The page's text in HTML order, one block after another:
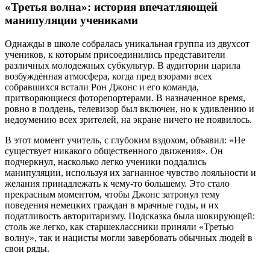
«Третья волна»: история впечатляющей
манипуляции учениками
Однажды в школе собралась уникальная группа из двухсот
учеников, к которым присоединились представители
различных молодежных субкультур. В аудитории царила
возбуждённая атмосфера, когда пред взорами всех
собравшихся встали Рон Джонс и его команда,
притворяющиеся фоторепортерами. В назначенное время,
ровно в полдень, телевизор был включен, но к удивлению и
недоумению всех зрителей, на экране ничего не появилось.
В этот момент учитель, с глубоким вздохом, объявил: «Не
существует никакого общественного движения». Он
подчеркнул, насколько легко ученики поддались
манипуляции, используя их загнанное чувство лояльности и
желания принадлежать к чему-то большему. Это стало
прекрасным моментом, чтобы Джонс затронул тему
поведения немецких граждан в мрачные годы, и их
податливость авторитаризму. Подсказка была шокирующей:
столь же легко, как старшеклассники приняли «Третью
волну», так и нацисты могли завербовать обычных людей в
свои ряды.